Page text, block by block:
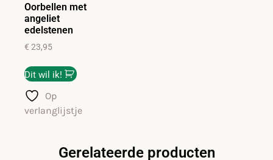
Oorbellen met
angeliet
edelstenen
€ 23,95
Dit wil ik!
Op
verlanglijstje
Gerelateerde producten